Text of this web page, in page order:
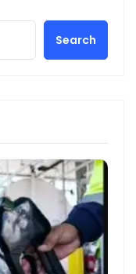
Search